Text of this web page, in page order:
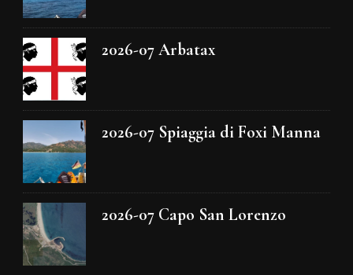
2026-07 Arbatax
2026-07 Spiaggia di Foxi Manna
2026-07 Capo San Lorenzo